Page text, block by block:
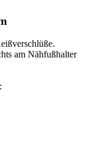
am Nähfußhalter